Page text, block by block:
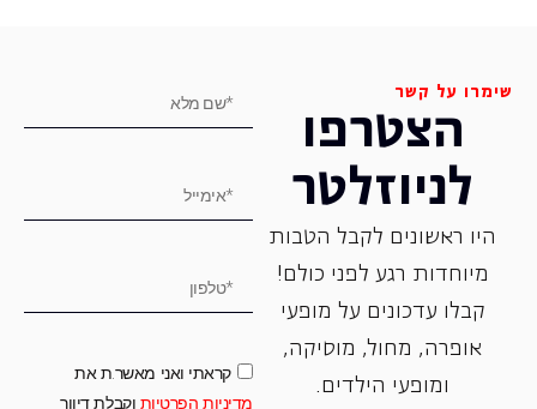
שימרו על קשר
הצטרפו
לניוזלטר
היו ראשונים לקבל הטבות
מיוחדות רגע לפני כולם!
קבלו עדכונים על מופעי
אופרה, ‏מחול, ‏מוסיקה,
ומופעי הילדים.
קראתי ואני מאשר.ת את
מדיניות הפרטיות וקבלת דיוור